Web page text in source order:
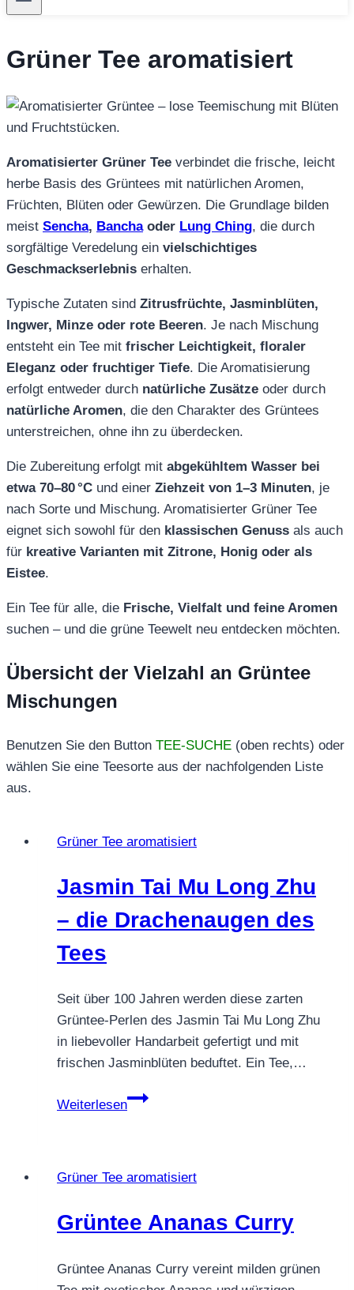
Grüner Tee aromatisiert
Aromatisierter Grüner Tee verbindet die frische, leicht
herbe Basis des Grüntees mit natürlichen Aromen,
Früchten, Blüten oder Gewürzen. Die Grundlage bilden
meist Sencha, Banchaoder Lung Ching, die durch
sorgfältige Veredelung ein vielschichtiges
Geschmackserlebnis erhalten.
Typische Zutaten sind Zitrusfrüchte, Jasminblüten,
Ingwer, Minze oder rote Beeren. Je nach Mischung
entsteht ein Tee mit frischer Leichtigkeit, floraler
Eleganz oder fruchtiger Tiefe. Die Aromatisierung
erfolgt entweder durch natürliche Zusätze oder durch
natürliche Aromen, die den Charakter des Grüntees
unterstreichen, ohne ihn zu überdecken.
Die Zubereitung erfolgt mit abgekühltem Wasser bei
etwa 70–80 °C und einer Ziehzeit von 1–3 Minuten, je
nach Sorte und Mischung. Aromatisierter Grüner Tee
eignet sich sowohl für den klassischen Genuss als auch
für kreative Varianten mit Zitrone, Honig oder als
Eistee.
Ein Tee für alle, die Frische, Vielfalt und feine Aromen
suchen – und die grüne Teewelt neu entdecken möchten.
Übersicht der Vielzahl an Grüntee
Mischungen
Benutzen Sie den Button TEE-SUCHE (oben rechts) oder
wählen Sie eine Teesorte aus der nachfolgenden Liste
aus.
Grüner Tee aromatisiert
Jasmin Tai Mu Long Zhu
– die Drachenaugen des
Tees
Seit über 100 Jahren werden diese zarten
Grüntee‑Perlen des Jasmin Tai Mu Long Zhu
in liebevoller Handarbeit gefertigt und mit
frischen Jasminblüten beduftet. Ein Tee,…
Weiterlesen
Jasmin
Zhu
die
des
Grüner Tee aromatisiert
Grüntee Ananas Curry
Grüntee Ananas Curry vereint milden grünen